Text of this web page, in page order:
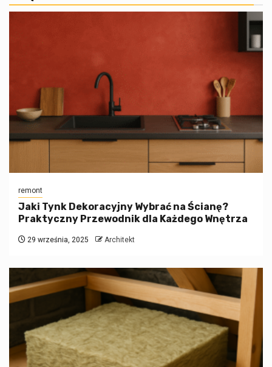
remont
Jaki Tynk Dekoracyjny Wybrać na Ścianę?
Praktyczny Przewodnik dla Każdego Wnętrza
29 września, 2025 Architekt